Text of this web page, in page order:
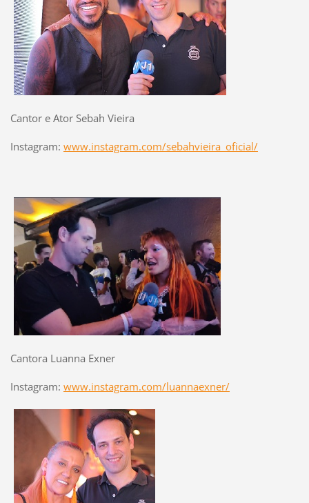
Cantor e Ator Sebah Vieira
Instagram: www.instagram.com/sebahvieira_oficial/
Cantora Luanna Exner
Instagram: www.instagram.com/luannaexner/